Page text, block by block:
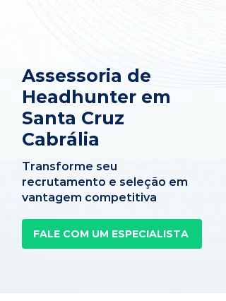
Assessoria de
Headhunter em
Santa Cruz
Cabrália
Transforme seu
recrutamento e seleção em
vantagem competitiva
FALE COM UM ESPECIALISTA